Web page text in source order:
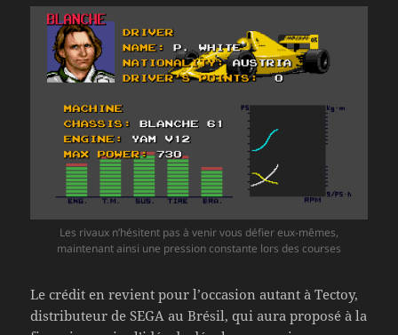
Les rivaux n’hésitent pas à venir vous défier eux-mêmes,
maintenant ainsi une pression constante lors des courses
Le crédit en revient pour l’occasion autant à Tectoy,
distributeur de SEGA au Brésil, qui aura proposé à la